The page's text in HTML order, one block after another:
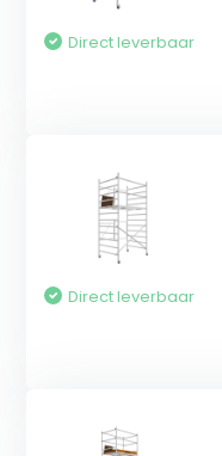
Direct leverbaar
Direct leverbaar